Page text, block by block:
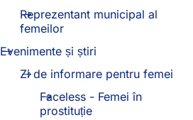
Reprezentant municipal al
femeilor
Evenimente și știri
Zi de informare pentru femei
Faceless - Femei în
prostituție